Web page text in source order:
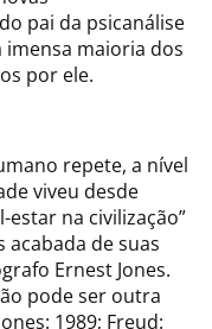
pai da psicanálise
maioria dos
por ele.
repete, a nível
viveu desde
estar na civilização”
acabada de suas
Ernest Jones.
pode ser outra
1989; Freud: